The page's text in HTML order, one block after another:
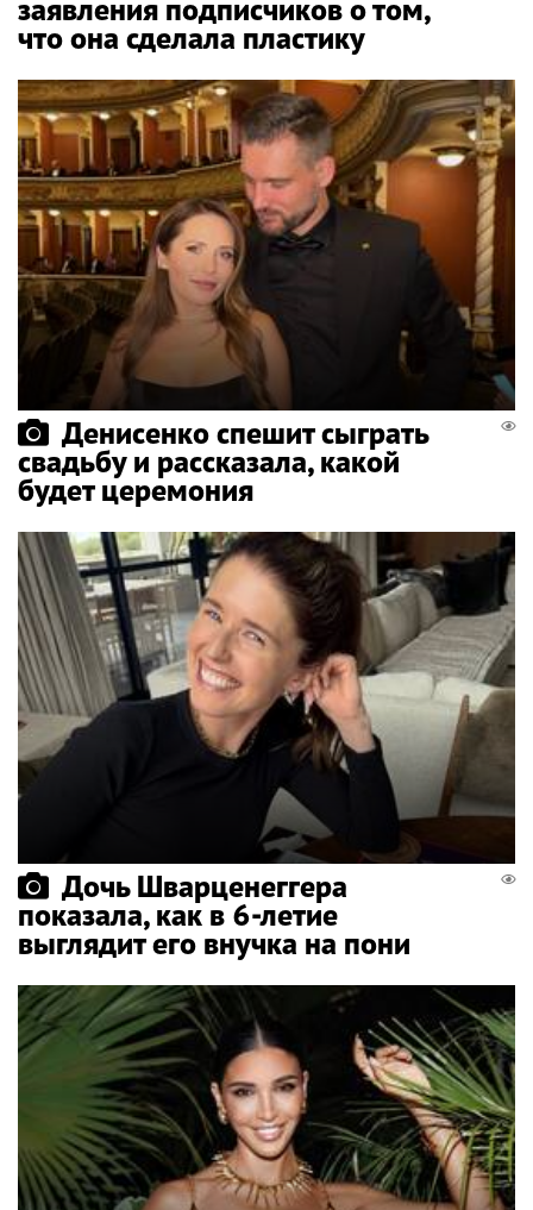
заявления подписчиков о том,
что она сделала пластику
Денисенко спешит сыграть
свадьбу и рассказала, какой
будет церемония
Дочь Шварценеггера
показала, как в 6-летие
выглядит его внучка на пони